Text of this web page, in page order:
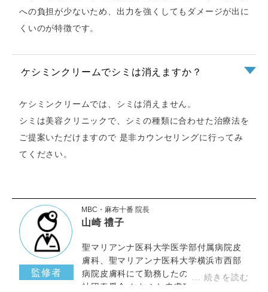
への負担が少ないため、出力を強くしてもダメージが出に
くいのが特徴です。
ケシミンクリームでシミは消えますか？
ケシミンクリームでは、シミは消えません。
シミは美容クリニックで、シミの種類に合わせた治療法を
ご提案いただけますので 是非カウンセリングに行ってみ
てください。
MBC・麻布十番 院長
山崎 禮子
監修者
聖マリアンナ医科大学医学部付属病院皮
膚科、聖マリアンナ医科大学横浜市西部
病院皮膚科にて勤務したのち、医療法人
社団奏愛会 おおふな皮膚科など皮膚科ク